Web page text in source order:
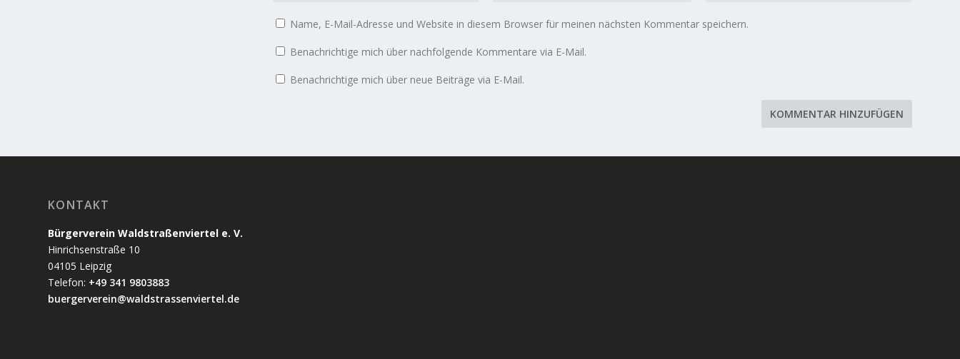
Name, E-Mail-Adresse und Website in diesem Browser für meinen nächsten Kommentar speichern.
Benachrichtige mich über nachfolgende Kommentare via E-Mail.
Benachrichtige mich über neue Beiträge via E-Mail.
KONTAKT
Bürgerverein Waldstraßenviertel e. V.
Hinrichsenstraße 10
04105 Leipzig
Telefon: +49 341 9803883
buergerverein@waldstrassenviertel.de